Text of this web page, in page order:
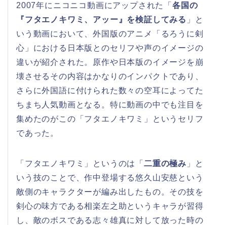
2007年にニコニコ動画にアップされた「 各国の
『フタエノキワミ、アッー』を検証してみる 」と
いう動画において、外国版のアニメ「るろうに剣
心」における日本版とのセリフや声のイメージの
違いが紹介された。原作や日本版のイメージを崩
壊させるその内容はかなりのインパクトであり、
さらに外国語に付けられた数々の空耳によってた
ちまち人気動画となる。特に動画の中でも注目を
集めたのがこの「フタエノキワミ」というセリフ
であった。
「フタエノキワミ」というのは「 二重の極み 」と
いう技のことで、作中登場する悠久山安慈という
敵側のキャラクターが編み出したもの。その技を
剣心の味方である相楽左之助というキャラが習得
し、敵のボスである志々雄真に対して放った時の